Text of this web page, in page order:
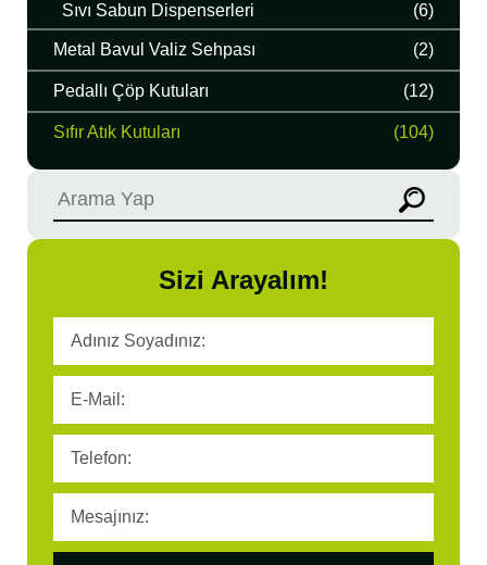
Sıvı Sabun Dispenserleri
(6)
Metal Bavul Valiz Sehpası (2)
Pedallı Çöp Kutuları (12)
Sıfır Atık Kutuları (104)
Sizi Arayalım!